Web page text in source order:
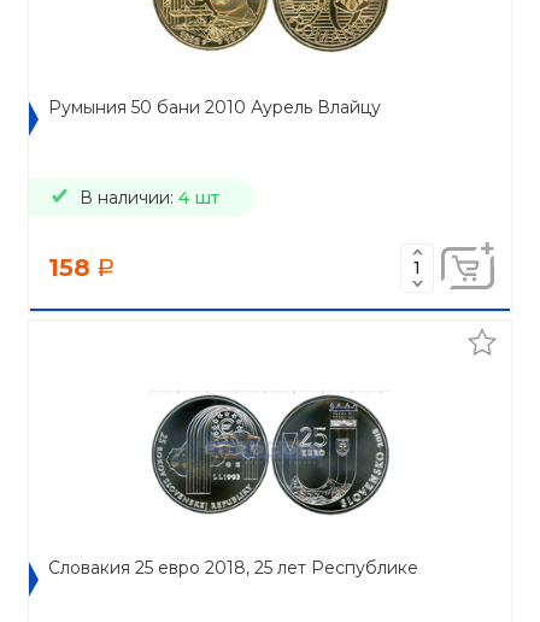
Румыния 50 бани 2010 Аурель Влайцу
В наличии: 4 шт
158 a
Словакия 25 евро 2018, 25 лет Республике